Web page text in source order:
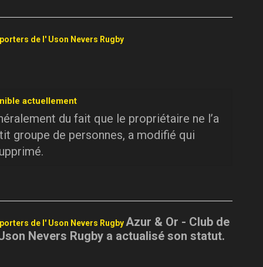
de l' Uson Nevers Rugby
actuellement
du fait que le propriétaire ne l’a
groupe de personnes, a modifié qui
de l' Uson Nevers RugbyAzur & Or - Club de
Nevers Rugby a actualisé son statut.